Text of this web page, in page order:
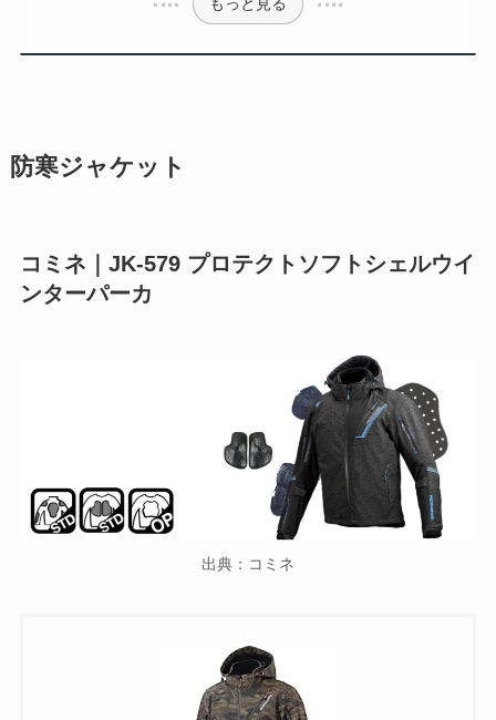
もっと見る
防寒ジャケット
コミネ｜JK-579 プロテクトソフトシェルウイ
ンターパーカ
出典：コミネ